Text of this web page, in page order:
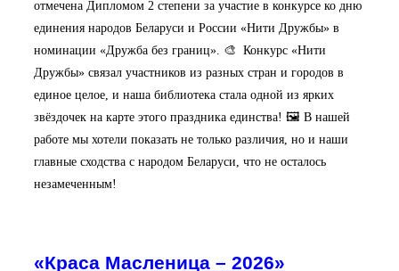
отмечена Дипломом 2 степени за участие в конкурсе ко дню
единения народов Беларуси и России «Нити Дружбы» в
номинации «Дружба без границ». 🎨 Конкурс «Нити
Дружбы» связал участников из разных стран и городов в
единое целое, и наша библиотека стала одной из ярких
звёздочек на карте этого праздника единства! 🖼 В нашей
работе мы хотели показать не только различия, но и наши
главные сходства с народом Беларуси, что не осталось
незамеченным!
«Краса Масленица – 2026»